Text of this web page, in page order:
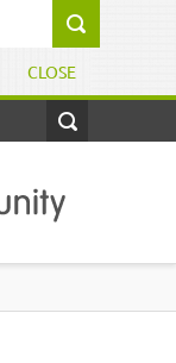
CLOSE